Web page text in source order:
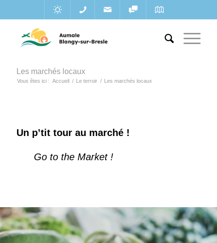
Les marchés locaux
Vous êtes ici : Accueil / Le terroir / Les marchés locaux
Un p’tit tour au marché !
Go to the Market !